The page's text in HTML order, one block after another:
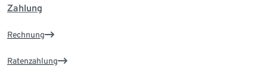
Zahlung
Rechnung
Ratenzahlung